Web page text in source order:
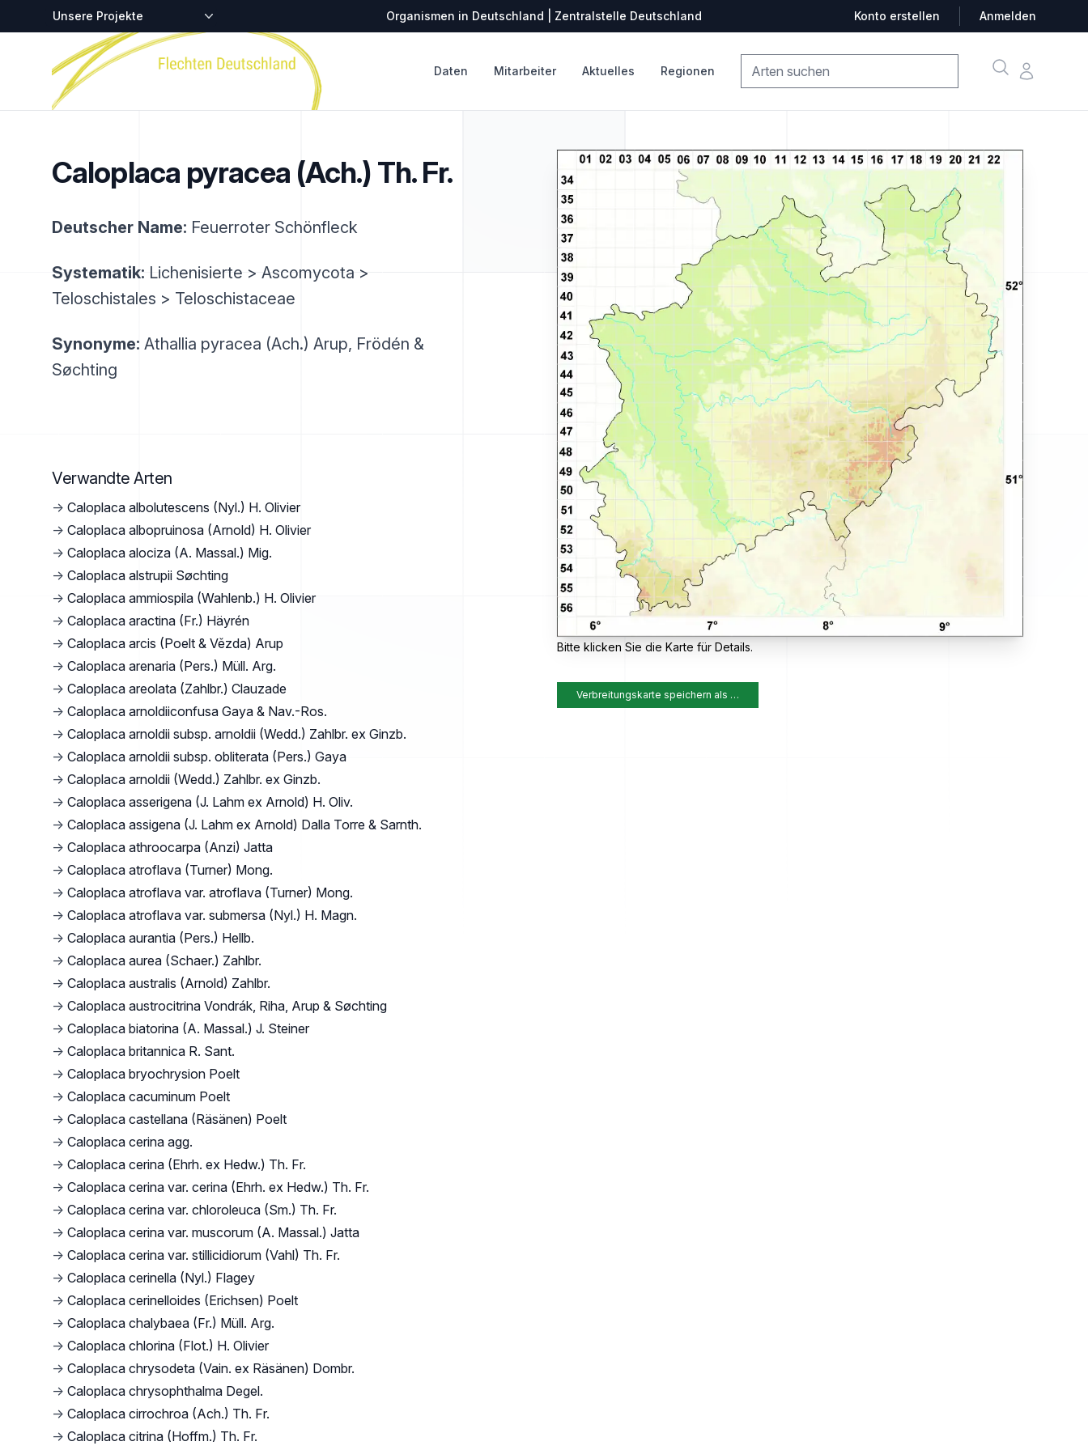
Zentralstellen-Projekte Organismen in Deutschland | Zentralstelle Deutschland Konto erstellen Anmelden
Startseite
Daten Mitarbeiter Aktuelles Regionen SucheKonto
Caloplaca pyracea (Ach.) Th. Fr.
Deutscher Name: Feuerroter Schönfleck
Systematik: Lichenisierte > Ascomycota >
Teloschistales > Teloschistaceae
Synonyme: Athallia pyracea (Ach.) Arup, Frödén &
Søchting
Bitte klicken Sie die Karte für Details.
Verbreitungskarte speichern als …
Verwandte Arten
→ Caloplaca albolutescens (Nyl.) H. Olivier
→ Caloplaca albopruinosa (Arnold) H. Olivier
→ Caloplaca alociza (A. Massal.) Mig.
→ Caloplaca alstrupii Søchting
→ Caloplaca ammiospila (Wahlenb.) H. Olivier
→ Caloplaca aractina (Fr.) Häyrén
→ Caloplaca arcis (Poelt & Vězda) Arup
→ Caloplaca arenaria (Pers.) Müll. Arg.
→ Caloplaca areolata (Zahlbr.) Clauzade
→ Caloplaca arnoldiiconfusa Gaya & Nav.-Ros.
→ Caloplaca arnoldii subsp. arnoldii (Wedd.) Zahlbr. ex Ginzb.
→ Caloplaca arnoldii subsp. obliterata (Pers.) Gaya
→ Caloplaca arnoldii (Wedd.) Zahlbr. ex Ginzb.
→ Caloplaca asserigena (J. Lahm ex Arnold) H. Oliv.
→ Caloplaca assigena (J. Lahm ex Arnold) Dalla Torre & Sarnth.
→ Caloplaca athroocarpa (Anzi) Jatta
→ Caloplaca atroflava (Turner) Mong.
→ Caloplaca atroflava var. atroflava (Turner) Mong.
→ Caloplaca atroflava var. submersa (Nyl.) H. Magn.
→ Caloplaca aurantia (Pers.) Hellb.
→ Caloplaca aurea (Schaer.) Zahlbr.
→ Caloplaca australis (Arnold) Zahlbr.
→ Caloplaca austrocitrina Vondrák, Riha, Arup & Søchting
→ Caloplaca biatorina (A. Massal.) J. Steiner
→ Caloplaca britannica R. Sant.
→ Caloplaca bryochrysion Poelt
→ Caloplaca cacuminum Poelt
→ Caloplaca castellana (Räsänen) Poelt
→ Caloplaca cerina agg.
→ Caloplaca cerina (Ehrh. ex Hedw.) Th. Fr.
→ Caloplaca cerina var. cerina (Ehrh. ex Hedw.) Th. Fr.
→ Caloplaca cerina var. chloroleuca (Sm.) Th. Fr.
→ Caloplaca cerina var. muscorum (A. Massal.) Jatta
→ Caloplaca cerina var. stillicidiorum (Vahl) Th. Fr.
→ Caloplaca cerinella (Nyl.) Flagey
→ Caloplaca cerinelloides (Erichsen) Poelt
→ Caloplaca chalybaea (Fr.) Müll. Arg.
→ Caloplaca chlorina (Flot.) H. Olivier
→ Caloplaca chrysodeta (Vain. ex Räsänen) Dombr.
→ Caloplaca chrysophthalma Degel.
→ Caloplaca cirrochroa (Ach.) Th. Fr.
→ Caloplaca citrina (Hoffm.) Th. Fr.